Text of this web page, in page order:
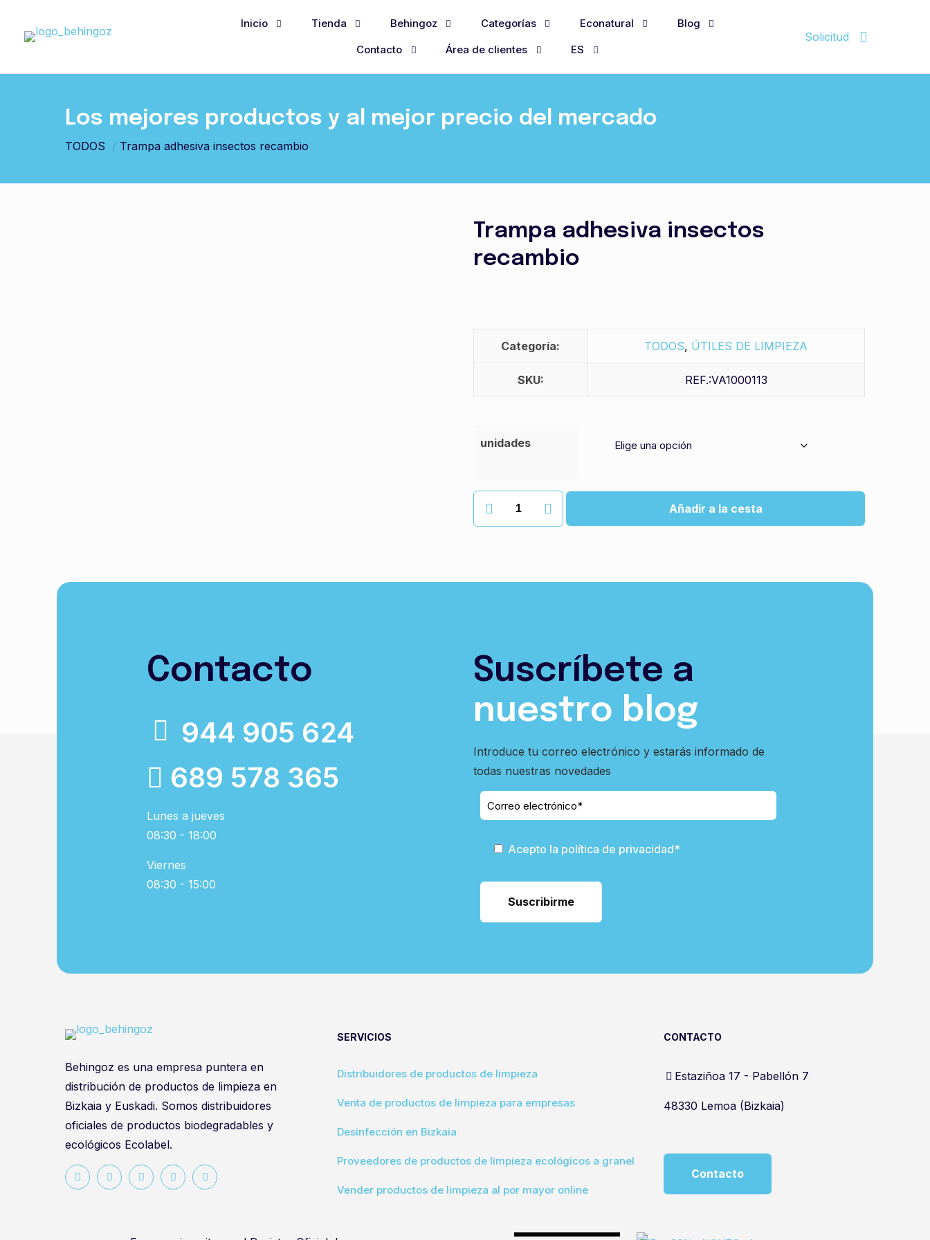
Inicio Tienda Behingoz Categorías Econatural
Blog
Contacto
Área de clientes ES
Solicitud
Los mejores productos y al mejor precio del mercado
TODOS / Trampa adhesiva insectos recambio
Trampa adhesiva insectos
recambio
Categoría: TODOS, ÚTILES DE LIMPIEZA
SKU: REF.:VA1000113
unidades
Añadir a la cesta
Contacto
944 905 624
689 578 365
Lunes a jueves
08:30 - 18:00
Viernes
08:30 - 15:00
Suscríbete a
nuestro blog
Introduce tu correo electrónico y estarás informado de
todas nuestras novedades
Acepto la política de privacidad*
Behingoz es una empresa puntera en
distribución de productos de limpieza en
Bizkaia y Euskadi. Somos distribuidores
oficiales de productos biodegradables y
ecológicos Ecolabel.
SERVICIOS
Distribuidores de productos de limpieza
Venta de productos de limpieza para empresas
Desinfección en Bizkaia
Proveedores de productos de limpieza ecológicos a granel
Vender productos de limpieza al por mayor online
CONTACTO
Estaziñoa 17 - Pabellón 7
48330 Lemoa (Bizkaia)
Contacto